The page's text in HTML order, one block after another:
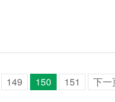
149 150 151 下一